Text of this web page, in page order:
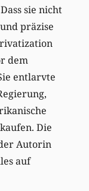
sie nicht
präzise
dem
entlarvte
Die
Autorin
auf